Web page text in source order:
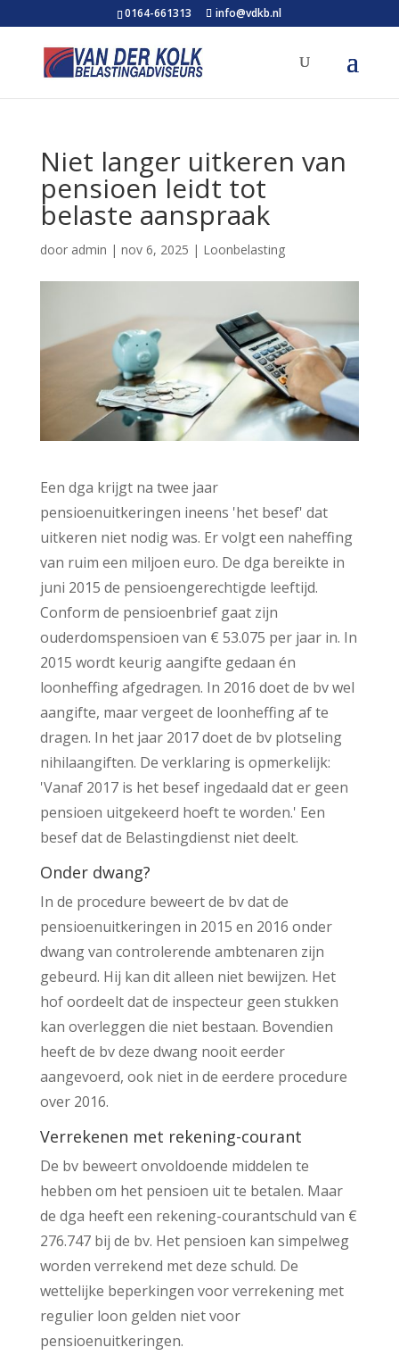
0164-661313 info@vdkb.nl
Niet langer uitkeren van
pensioen leidt tot
belaste aanspraak
door admin | nov 6, 2025 | Loonbelasting
Een dga krijgt na twee jaar
pensioenuitkeringen ineens 'het besef' dat
uitkeren niet nodig was. Er volgt een naheffing
van ruim een miljoen euro. De dga bereikte in
juni 2015 de pensioengerechtigde leeftijd.
Conform de pensioenbrief gaat zijn
ouderdomspensioen van € 53.075 per jaar in. In
2015 wordt keurig aangifte gedaan én
loonheffing afgedragen. In 2016 doet de bv wel
aangifte, maar vergeet de loonheffing af te
dragen. In het jaar 2017 doet de bv plotseling
nihilaangiften. De verklaring is opmerkelijk:
'Vanaf 2017 is het besef ingedaald dat er geen
pensioen uitgekeerd hoeft te worden.' Een
besef dat de Belastingdienst niet deelt.
Onder dwang?
In de procedure beweert de bv dat de
pensioenuitkeringen in 2015 en 2016 onder
dwang van controlerende ambtenaren zijn
gebeurd. Hij kan dit alleen niet bewijzen. Het
hof oordeelt dat de inspecteur geen stukken
kan overleggen die niet bestaan. Bovendien
heeft de bv deze dwang nooit eerder
aangevoerd, ook niet in de eerdere procedure
over 2016.
Verrekenen met rekening-courant
De bv beweert onvoldoende middelen te
hebben om het pensioen uit te betalen. Maar
de dga heeft een rekening-courantschuld van €
276.747 bij de bv. Het pensioen kan simpelweg
worden verrekend met deze schuld. De
wettelijke beperkingen voor verrekening met
regulier loon gelden niet voor
pensioenuitkeringen.